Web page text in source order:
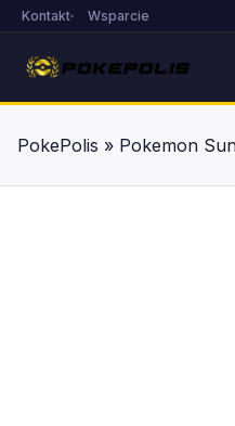
Kontakt Wsparcie
PokePolis » Pokemon